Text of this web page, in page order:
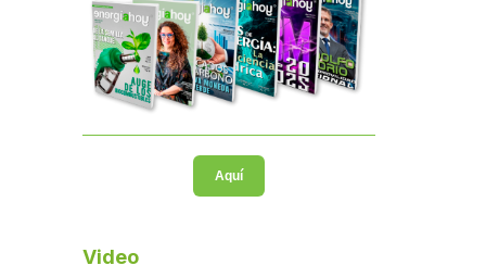
Aquí
Video